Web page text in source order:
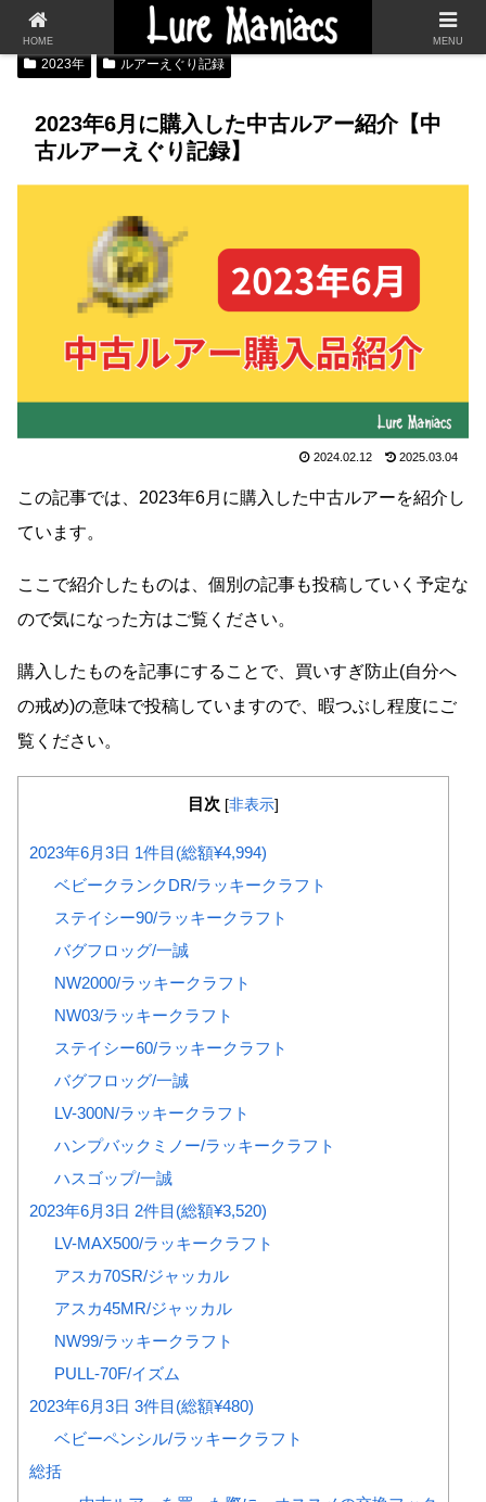
2023年 ルアーえぐり記録
2023年6月に購入した中古ルアー紹介【中
古ルアーえぐり記録】
2024.02.12 2025.03.04
この記事では、2023年6月に購入した中古ルアーを紹介し
ています。
ここで紹介したものは、個別の記事も投稿していく予定な
ので気になった方はご覧ください。
購入したものを記事にすることで、買いすぎ防止(自分へ
の戒め)の意味で投稿していますので、暇つぶし程度にご
覧ください。
目次 [非表示]
2023年6月3日 1件目(総額¥4,994)
ベビークランクDR/ラッキークラフト
ステイシー90/ラッキークラフト
バグフロッグ/一誠
NW2000/ラッキークラフト
NW03/ラッキークラフト
ステイシー60/ラッキークラフト
バグフロッグ/一誠
LV-300N/ラッキークラフト
ハンプバックミノー/ラッキークラフト
ハスゴップ/一誠
2023年6月3日 2件目(総額¥3,520)
LV-MAX500/ラッキークラフト
アスカ70SR/ジャッカル
アスカ45MR/ジャッカル
NW99/ラッキークラフト
PULL-70F/イズム
2023年6月3日 3件目(総額¥480)
ベビーペンシル/ラッキークラフト
総括
HOME MENU